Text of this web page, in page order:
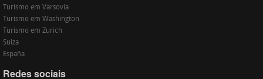
Turismo em Varsovia
Turismo em Washington
Turismo em Zurich
Suiza
España
Redes sociais